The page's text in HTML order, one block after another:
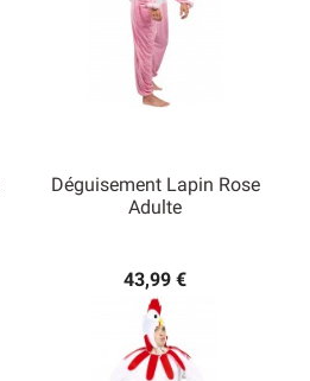
Déguisement Lapin Rose
Adulte
43,99 €